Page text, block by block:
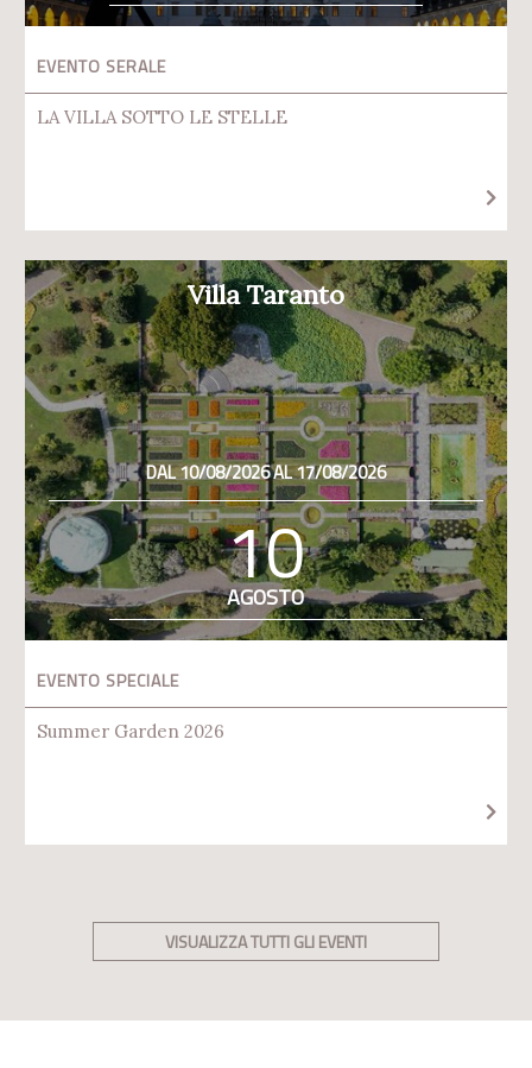
EVENTO SERALE
LA VILLA SOTTO LE STELLE
Villa Taranto
DAL 10/08/2026 AL 17/08/2026
10
AGOSTO
EVENTO SPECIALE
Summer Garden 2026
VISUALIZZA TUTTI GLI EVENTI